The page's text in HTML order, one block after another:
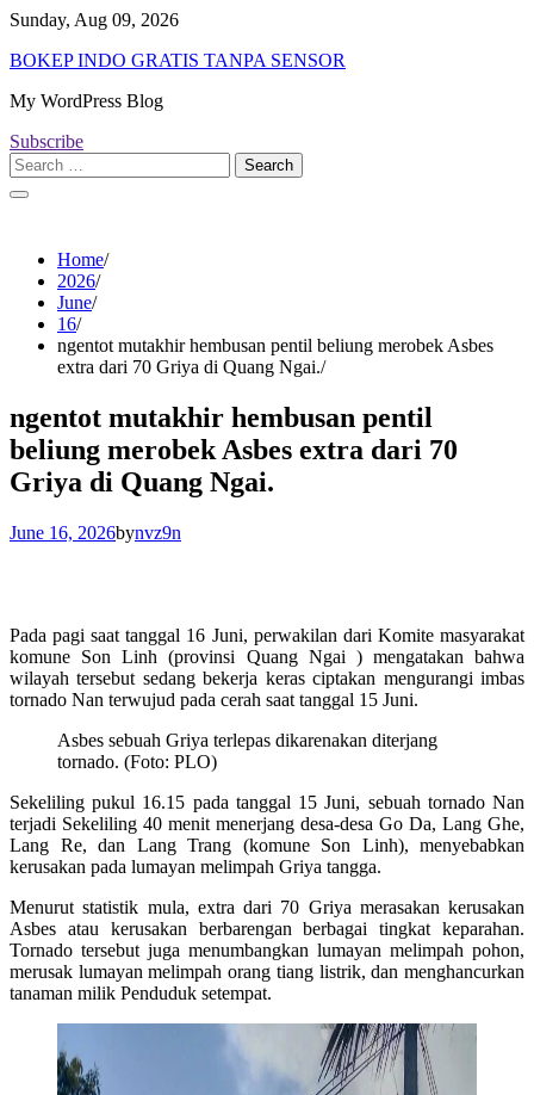
Skip
content
Sunday, Aug 09, 2026
BOKEP INDO GRATIS TANPA SENSOR
My WordPress Blog
Subscribe
Search
for:
Home
2026
June
16
ngentot mutakhir hembusan pentil beliung merobek Asbes
extra dari 70 Griya di Quang Ngai.
ngentot mutakhir hembusan pentil
beliung merobek Asbes extra dari 70
Griya di Quang Ngai.
June 16, 2026bynvz9n
Pada pagi saat tanggal 16 Juni, perwakilan dari Komite masyarakat
komune Son Linh (provinsi Quang Ngai ) mengatakan bahwa
wilayah tersebut sedang bekerja keras ciptakan mengurangi imbas
tornado Nan terwujud pada cerah saat tanggal 15 Juni.
Asbes sebuah Griya terlepas dikarenakan diterjang
tornado. (Foto: PLO)
Sekeliling pukul 16.15 pada tanggal 15 Juni, sebuah tornado Nan
terjadi Sekeliling 40 menit menerjang desa-desa Go Da, Lang Ghe,
Lang Re, dan Lang Trang (komune Son Linh), menyebabkan
kerusakan pada lumayan melimpah Griya tangga.
Menurut statistik mula, extra dari 70 Griya merasakan kerusakan
Asbes atau kerusakan berbarengan berbagai tingkat keparahan.
Tornado tersebut juga menumbangkan lumayan melimpah pohon,
merusak lumayan melimpah orang tiang listrik, dan menghancurkan
tanaman milik Penduduk setempat.